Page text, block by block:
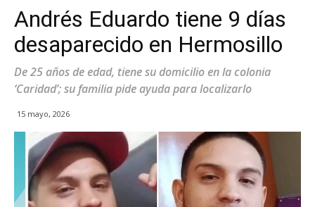
Andrés Eduardo tiene 9 días
desaparecido en Hermosillo
De 25 años de edad, tiene su domicilio en la colonia
‘Caridad’; su familia pide ayuda para localizarlo
15 mayo, 2026